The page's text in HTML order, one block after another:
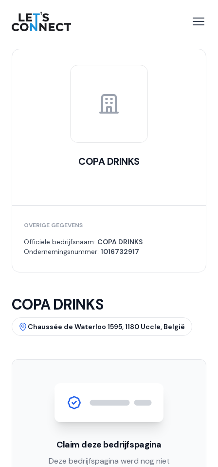
Let's Connect
COPA DRINKS
OVERIGE GEGEVENS
Officiële bedrijfsnaam: COPA DRINKS
Ondernemingsnummer: 1016732917
COPA DRINKS
Chaussée de Waterloo 1595, 1180 Uccle, België
Claim deze bedrijfspagina
Deze bedrijfspagina werd nog niet